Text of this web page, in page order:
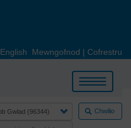
English Mewngofnod | Cofrestru
Toggle
navigation
Chwilio